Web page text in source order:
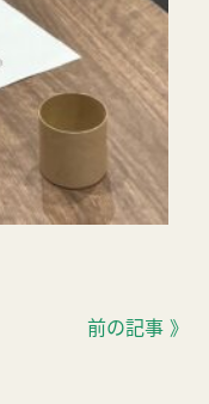
前の記事 》